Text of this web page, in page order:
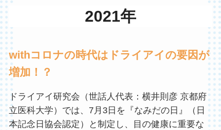
2021年
withコロナの時代はドライアイの要因が
増加！？
ドライアイ研究会（世話人代表：横井則彦 京都府
立医科大学）では、7月3日を『なみだの日』（日
本記念日協会認定）と制定し、目の健康に重要な